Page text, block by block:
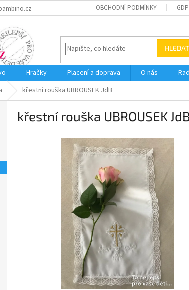
OBCHODNÍ PODMÍNKY
HLEDAT
Hračky Placení a doprava O nás
křestní rouška UBROUSEK JdB
křestní rouška UBROUSEK JdB